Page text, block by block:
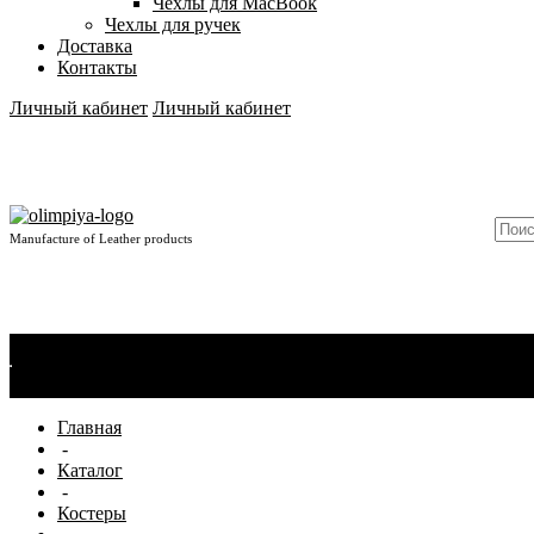
Чехлы для ручек
Доставка
Контакты
Личный кабинет Личный кабинет
Manufacture of Leather products
Главная
-
Каталог
-
Костеры